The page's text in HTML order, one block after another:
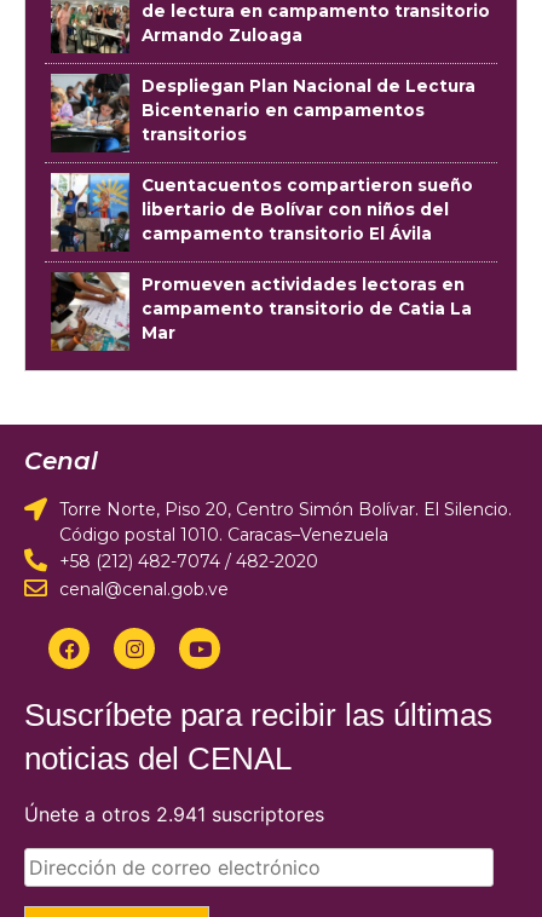
de lectura en campamento transitorio
Armando Zuloaga
Despliegan Plan Nacional de Lectura
Bicentenario en campamentos
transitorios
Cuentacuentos compartieron sueño
libertario de Bolívar con niños del
campamento transitorio El Ávila
Promueven actividades lectoras en
campamento transitorio de Catia La
Mar
Cenal
Torre Norte, Piso 20, Centro Simón Bolívar. El Silencio.
Código postal 1010. Caracas–Venezuela
+58 (212) 482-7074 / 482-2020
cenal@cenal.gob.ve
Suscríbete para recibir las últimas
noticias del CENAL
Únete a otros 2.941 suscriptores